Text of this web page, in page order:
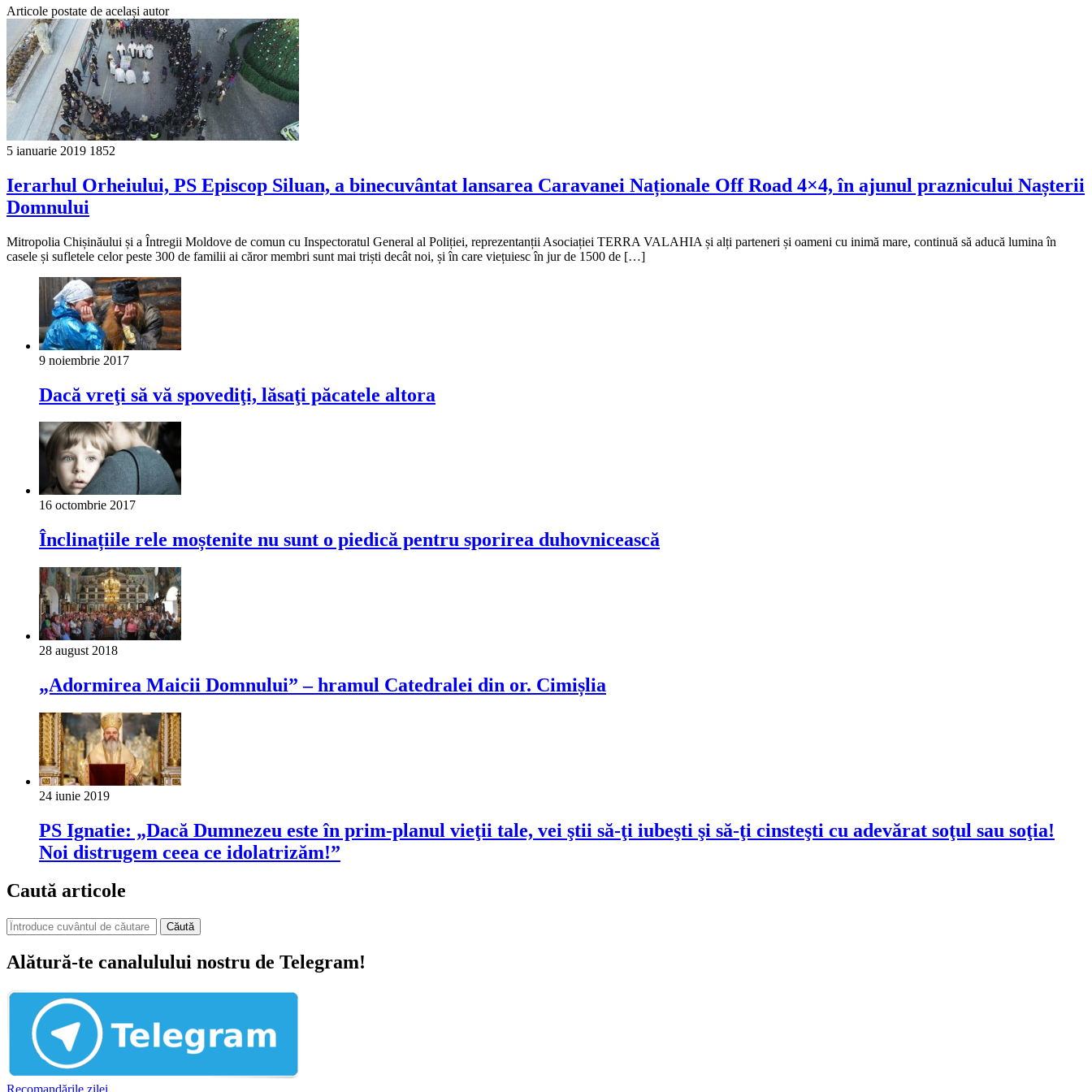
Articole postate de același autor
5 ianuarie 2019 1852
Ierarhul Orheiului, PS Episcop Siluan, a binecuvântat lansarea Caravanei Naționale Off Road 4×4, în ajunul praznicului Nașterii
Domnului
Mitropolia Chișinăului și a Întregii Moldove de comun cu Inspectoratul General al Poliției, reprezentanții Asociației TERRA VALAHIA și alți parteneri și oameni cu inimă mare, continuă să aducă lumina în
casele și sufletele celor peste 300 de familii ai căror membri sunt mai triști decât noi, și în care viețuiesc în jur de 1500 de […]
9 noiembrie 2017
Dacă vreţi să vă spovediţi, lăsaţi păcatele altora
16 octombrie 2017
Înclinațiile rele moștenite nu sunt o piedică pentru sporirea duhovnicească
28 august 2018
„Adormirea Maicii Domnului” – hramul Catedralei din or. Cimișlia
24 iunie 2019
PS Ignatie: „Dacă Dumnezeu este în prim-planul vieţii tale, vei ştii să-ţi iubeşti şi să-ţi cinsteşti cu adevărat soţul sau soţia!
Noi distrugem ceea ce idolatrizăm!”
Caută articole
Căută
Alătură-te canalulului nostru de Telegram!
Recomandările zilei